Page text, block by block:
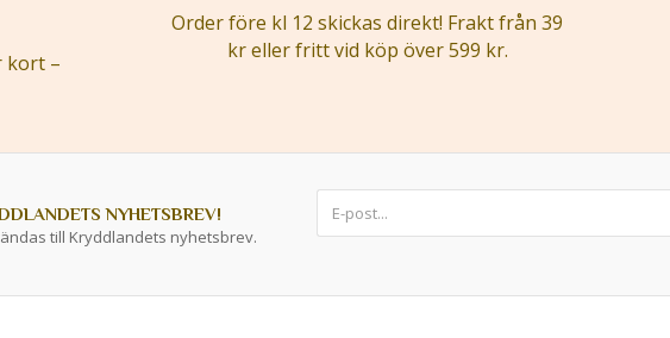
kort –
Order före kl 12 skickas direkt! Frakt från 39
kr eller fritt vid köp över 599 kr.
NYHETSBREV!
till Kryddlandets nyhetsbrev.